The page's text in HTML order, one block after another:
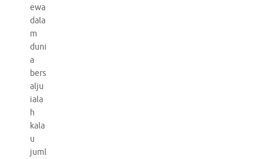
ewa
dala
m
duni
a
bers
alju
iala
h
kala
u
juml